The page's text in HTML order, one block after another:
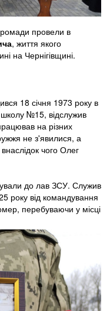
провели в
, життя якого
на Чернігівщині.
18 січня 1973 року в
школу №15, відслужив
на різних
не з'явилися, а
чого Олег
до лав ЗСУ. Служив
року від командування
перебуваючи у місці